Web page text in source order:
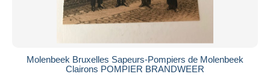
Molenbeek Bruxelles Sapeurs-Pompiers de Molenbeek
Clairons POMPIER BRANDWEER